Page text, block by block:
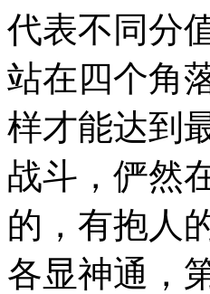
代表不同分
站在四个角
样才能达到
战斗，俨然
的，有抱人
各显神通，